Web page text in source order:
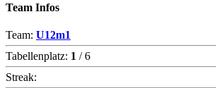
Team Infos
Team: U12m1
Tabellenplatz: 1 / 6
Streak: